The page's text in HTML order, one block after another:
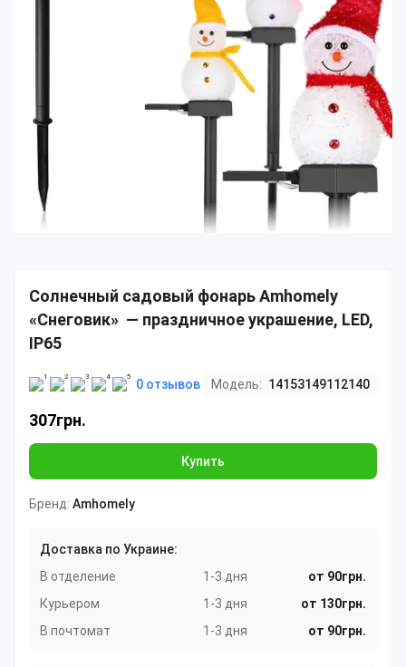
Солнечный садовый фонарь Amhomely
«Снеговик» — праздничное украшение, LED,
IP65
0 отзывов Модель: 14153149112140
307грн.
Купить
Бренд: Amhomely
Доставка по Украине:
В отделение
1-3 дня
от 90грн.
Курьером
1-3 дня
от 130грн.
В почтомат
1-3 дня от 90грн.